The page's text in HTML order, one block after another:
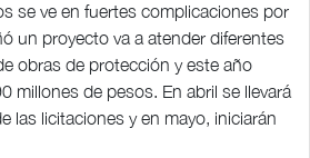
se ve en fuertes complicaciones por
un proyecto va a atender diferentes
obras de protección y este año
millones de pesos. En abril se llevará
las licitaciones y en mayo, iniciarán